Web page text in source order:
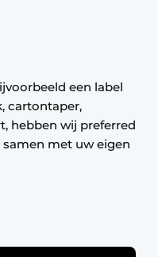
een label
cartontaper,
hebben wij preferred
met uw eigen